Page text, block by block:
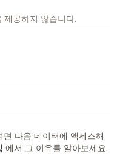
제공하지 않습니다.
다음 데이터에 액세스해
에서 그 이유를 알아보세요.